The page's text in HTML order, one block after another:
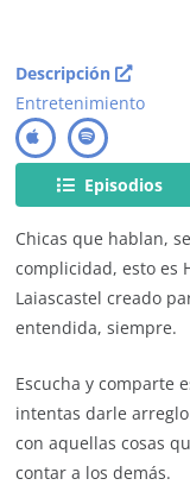
Descripción
Entretenimiento
Episodios
Chicas que hablan,
complicidad, esto es
Laiascastel creado
entendida, siempre.
Escucha y comparte
intentas darle
con aquellas cosas
contar a los demás.